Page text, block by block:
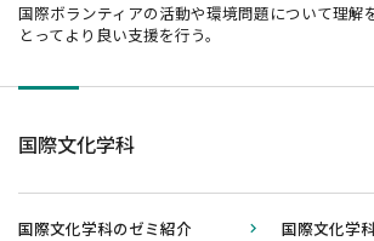
国際ボランティアの活動や環境問題について理解
とってより良い支援を行う。
国際文化学科
国際文化学科のゼミ紹介 国際文化学